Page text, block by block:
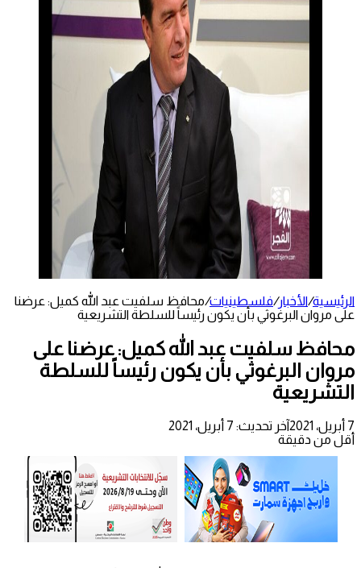
الرئيسية/الأخبار/فلسطينيات/محافظ سلفيت عبد الله كميل: عرضنا
على مروان البرغوثي بأن يكون رئيساً للسلطة التشريعية
محافظ سلفيت عبد الله كميل: عرضنا على
مروان البرغوثي بأن يكون رئيساً للسلطة
التشريعية
7 أبريل، 2021
آخر تحديث: 7 أبريل، 2021
أقل من دقيقة